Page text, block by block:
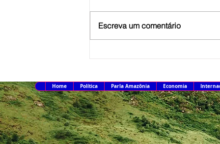
Caso Marielle: Justiça amplia
Queiroz
Escreva um comentário
Home Política Parla Amazônia Economia